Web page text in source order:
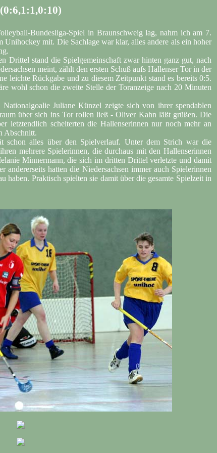
Bundesliga-Spiel in Braunschweig lag, nahm ich am 7.
mit. Die Sachlage war klar, alles andere als ein hoher
Drittel stand die Spielgemeinschaft zwar hinten ganz gut, nach
meint, zählt den ersten Schuß aufs Hallenser Tor in der
leichte Rückgabe und zu diesem Zeitpunkt stand es bereits 0:5.
wohl schon die zweite Stelle der Toranzeige nach 20 Minuten
Juliane Künzel zeigte sich von ihrer spendablen
über sich ins Tor rollen ließ - Oliver Kahn läßt grüßen. Die
letztendlich scheiterten die Hallenserinnen nur noch mehr an
Abschnitt.
schon alles über den Spielverlauf. Unter dem Strich war die
mehrere Spielerinnen, die durchaus mit den Hallenserinnen
Minnermann, die sich im dritten Drittel verletzte und damit
hatten die Niedersachsen immer auch Spielerinnen
haben. Praktisch spielten sie damit über die gesamte Spielzeit in